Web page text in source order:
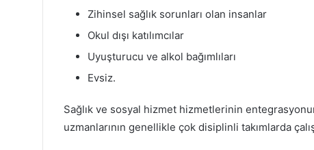
Zihinsel sağlık sorunları olan insanlar
Okul dışı katılımcılar
Uyuşturucu ve alkol bağımlıları
Evsiz.
Sağlık ve sosyal hizmet hizmetlerinin
uzmanlarının genellikle çok disiplinli takımlarda